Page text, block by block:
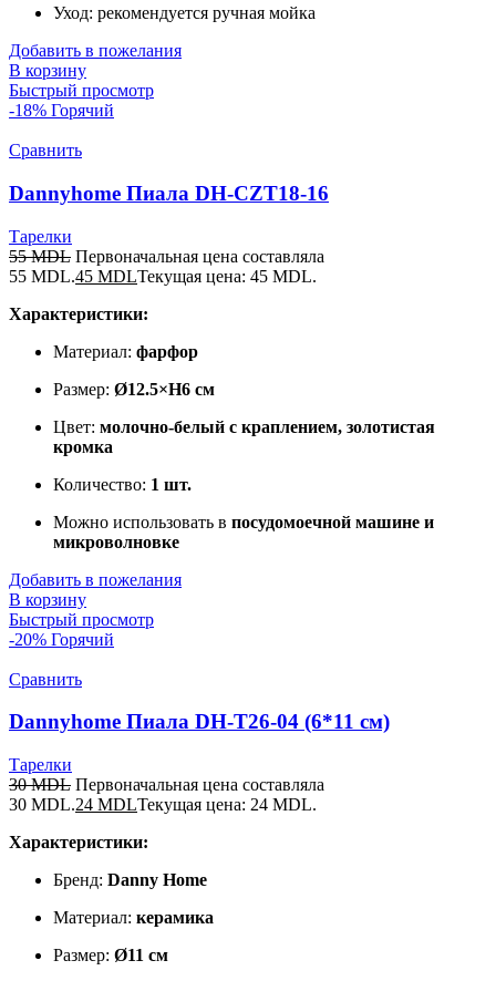
Уход: рекомендуется ручная мойка
Добавить в пожелания
В корзину
Быстрый просмотр
-18% Горячий
Сравнить
Dannyhome Пиала DH-CZT18-16
Тарелки
55MDL Первоначальная цена составляла
55 MDL.45 MDLТекущая цена: 45 MDL.
Характеристики:
Материал: фарфор
Размер: Ø12.5×H6 см
Цвет: молочно-белый с краплением, золотистая
кромка
Количество: 1 шт.
Можно использовать в посудомоечной машине и
микроволновке
Добавить в пожелания
В корзину
Быстрый просмотр
-20% Горячий
Сравнить
Dannyhome Пиала DH-T26-04 (6*11 см)
Тарелки
30MDL Первоначальная цена составляла
30 MDL.24 MDLТекущая цена: 24 MDL.
Характеристики:
Бренд: Danny Home
Материал: керамика
Размер: Ø11 см